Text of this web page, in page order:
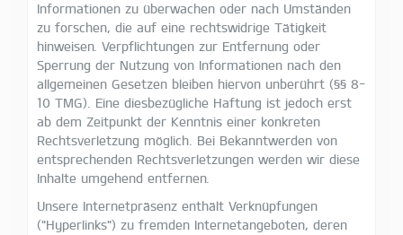
Informationen zu überwachen oder nach Umständen
zu forschen, die auf eine rechtswidrige Tätigkeit
hinweisen. Verpflichtungen zur Entfernung oder
Sperrung der Nutzung von Informationen nach den
allgemeinen Gesetzen bleiben hiervon unberührt (§§ 8-
10 TMG). Eine diesbezügliche Haftung ist jedoch erst
ab dem Zeitpunkt der Kenntnis einer konkreten
Rechtsverletzung möglich. Bei Bekanntwerden von
entsprechenden Rechtsverletzungen werden wir diese
Inhalte umgehend entfernen.
Unsere Internetpräsenz enthält Verknüpfungen
("Hyperlinks") zu fremden Internetangeboten, deren